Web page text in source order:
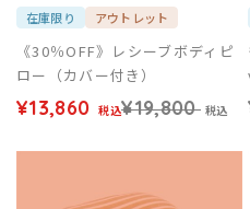
在庫限り アウトレット
《30％OFF》レシーブボディピ
ロー（カバー付き）
¥13,860 税込¥19,800 税込